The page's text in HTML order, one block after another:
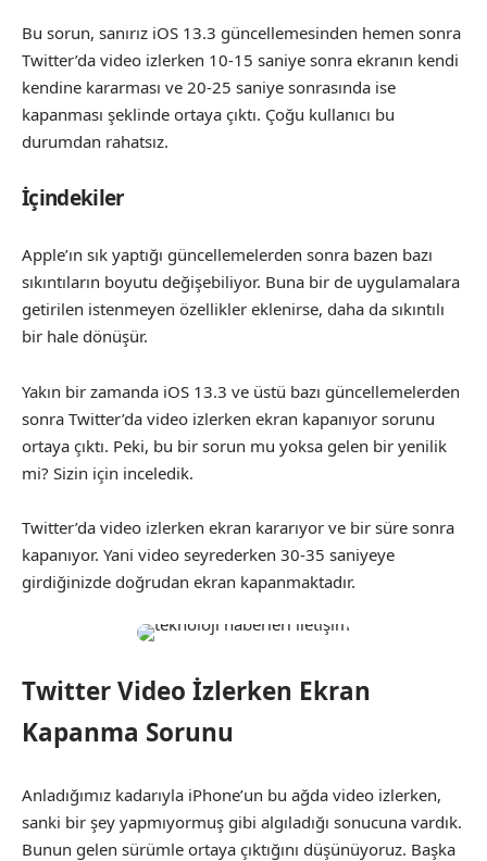
Bu sorun, sanırız iOS 13.3 güncellemesinden hemen sonra
Twitter’da video izlerken 10-15 saniye sonra ekranın kendi
kendine kararması ve 20-25 saniye sonrasında ise
kapanması şeklinde ortaya çıktı. Çoğu kullanıcı bu
durumdan rahatsız.
İçindekiler
Apple’ın sık yaptığı güncellemelerden sonra bazen bazı
sıkıntıların boyutu değişebiliyor. Buna bir de uygulamalara
getirilen istenmeyen özellikler eklenirse, daha da sıkıntılı
bir hale dönüşür.
Yakın bir zamanda iOS 13.3 ve üstü bazı güncellemelerden
sonra Twitter’da video izlerken ekran kapanıyor sorunu
ortaya çıktı. Peki, bu bir sorun mu yoksa gelen bir yenilik
mi? Sizin için inceledik.
Twitter’da video izlerken ekran kararıyor ve bir süre sonra
kapanıyor. Yani video seyrederken 30-35 saniyeye
girdiğinizde doğrudan ekran kapanmaktadır.
Twitter Video İzlerken Ekran
Kapanma Sorunu
Anladığımız kadarıyla iPhone’un bu ağda video izlerken,
sanki bir şey yapmıyormuş gibi algıladığı sonucuna vardık.
Bunun gelen sürümle ortaya çıktığını düşünüyoruz. Başka